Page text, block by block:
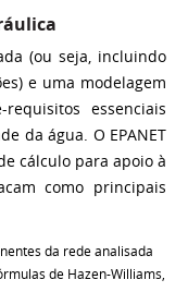
(ou seja, incluindo
e uma modelagem
essenciais
da água. O EPANET
cálculo para apoio à
como principais
da rede analisada
de Hazen-Williams,